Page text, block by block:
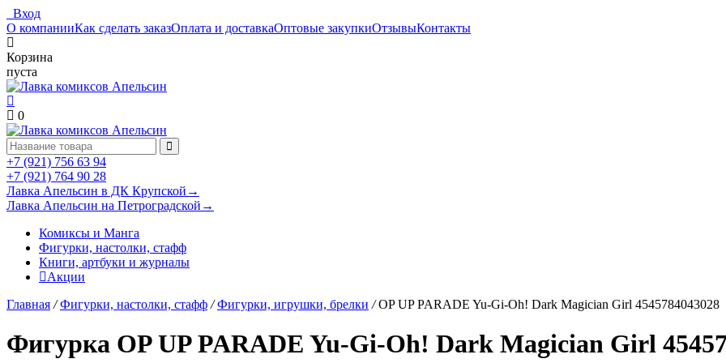
Вход
О компанииКак сделать заказОплата и доставкаОптовые закупкиОтзывыКонтакты
Корзина
пуста
0
+7 (921) 756 63 94
+7 (921) 764 90 28
Лавка Апельсин в ДК Крупской →
Лавка Апельсин на Петроградской →
Комиксы и Манга
Фигурки, настолки, стафф
Книги, артбуки и журналы
Акции
Главная / Фигурки, настолки, стафф / Фигурки, игрушки, брелки / OP UP PARADE Yu-Gi-Oh! Dark Magician Girl 4545784043028
Фигурка OP UP PARADE Yu-Gi-Oh! Dark Magician Girl